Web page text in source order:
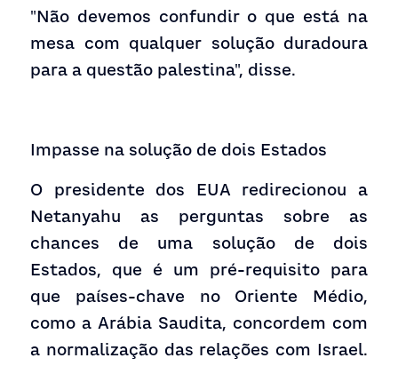
"Não devemos confundir o que está na
mesa com qualquer solução duradoura
para a questão palestina", disse.
Impasse na solução de dois Estados
O presidente dos EUA redirecionou a
Netanyahu as perguntas sobre as
chances de uma solução de dois
Estados, que é um pré-requisito para
que países-chave no Oriente Médio,
como a Arábia Saudita, concordem com
a normalização das relações com Israel.